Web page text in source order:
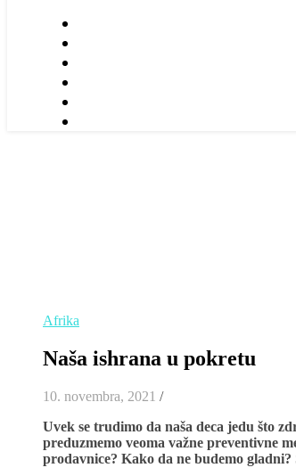
Afrika
Naša ishrana u pokretu
10. novembra, 2021 /
Uvek se trudimo da naša deca jedu što
preduzmemo veoma važne preventivne
prodavnice? Kako da ne budemo